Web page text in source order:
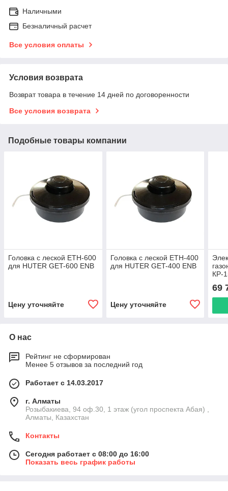
Наличными
Безналичный расчет
Все условия оплаты
Условия возврата
Возврат товара в течение 14 дней по договоренности
Все условия возврата
Подобные товары компании
Головка с леской ETH-600
для HUTER GET-600 ENB
Цену уточняйте
Головка с леской ETH-400
для HUTER GET-400 ENB
Цену уточняйте
КР-
69
О нас
Рейтинг не сформирован
Менее 5 отзывов за последний год
Работает с 14.03.2017
г. Алматы
Розыбакиева, 94 оф.30, 1 этаж (угол проспекта Абая) ,
Алматы, Казахстан
Контакты
Сегодня работает с 08:00 до 16:00
Показать весь график работы